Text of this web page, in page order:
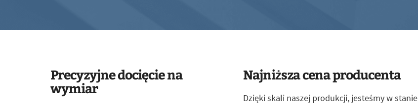
Precyzyjne docięcie na
wymiar
Najniższa cena producenta
Dzięki skali naszej produkcji, jesteśmy w stanie